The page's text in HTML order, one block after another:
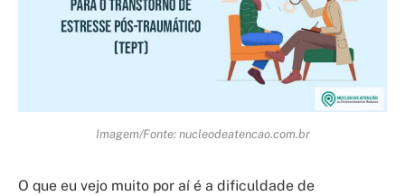
Imagem/Fonte: nucleodeatencao.com.br
O que eu vejo muito por aí é a dificuldade de